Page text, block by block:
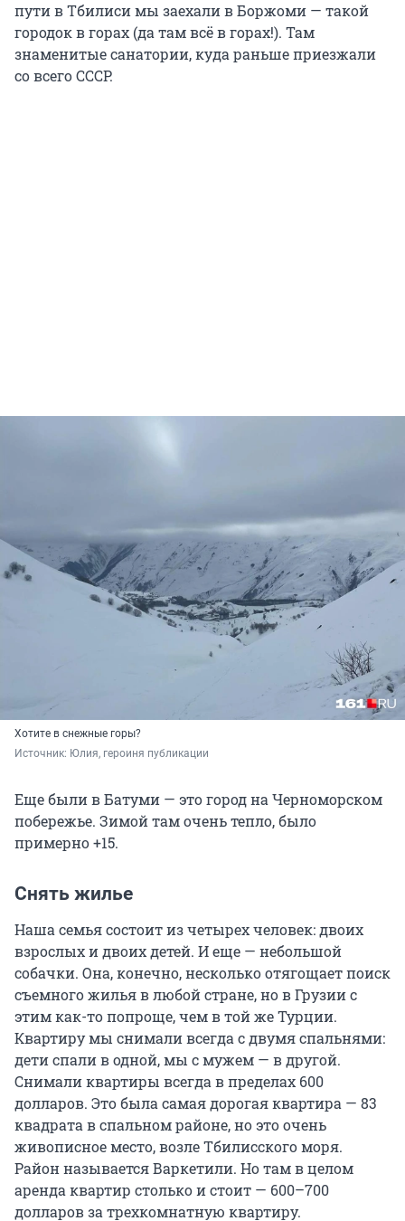
пути в Тбилиси мы заехали в Боржоми — такой
городок в горах (да там всё в горах!). Там
знаменитые санатории, куда раньше приезжали
со всего СССР.
Хотите в снежные горы?
Источник: Юлия, героиня публикации
Еще были в Батуми — это город на Черноморском
побережье. Зимой там очень тепло, было
примерно +15.
Снять жилье
Наша семья состоит из четырех человек: двоих
взрослых и двоих детей. И еще — небольшой
собачки. Она, конечно, несколько отягощает поиск
съемного жилья в любой стране, но в Грузии с
этим как-то попроще, чем в той же Турции.
Квартиру мы снимали всегда с двумя спальнями:
дети спали в одной, мы с мужем — в другой.
Снимали квартиры всегда в пределах 600
долларов. Это была самая дорогая квартира — 83
квадрата в спальном районе, но это очень
живописное место, возле Тбилисского моря.
Район называется Варкетили. Но там в целом
аренда квартир столько и стоит — 600–700
долларов за трехкомнатную квартиру.